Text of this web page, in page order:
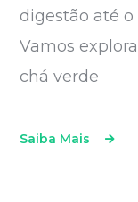
digestão até
Vamos
chá verde
Saiba Mais